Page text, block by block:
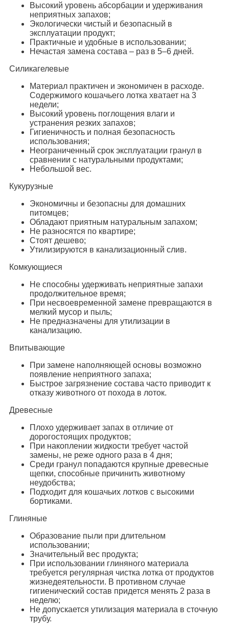
Высокий уровень абсорбации и удерживания
неприятных запахов;
Экологически чистый и безопасный в
эксплуатации продукт;
Практичные и удобные в использовании;
Нечастая замена состава – раз в 5–6 дней.
Силикагелевые
Материал практичен и экономичен в расходе.
Содержимого кошачьего лотка хватает на 3
недели;
Высокий уровень поглощения влаги и
устранения резких запахов;
Гигиеничность и полная безопасность
использования;
Неограниченный срок эксплуатации гранул в
сравнении с натуральными продуктами;
Небольшой вес.
Кукурузные
Экономичны и безопасны для домашних
питомцев;
Обладают приятным натуральным запахом;
Не разносятся по квартире;
Стоят дешево;
Утилизируются в канализационный слив.
Комкующиеся
Не способны удерживать неприятные запахи
продолжительное время;
При несвоевременной замене превращаются в
мелкий мусор и пыль;
Не предназначены для утилизации в
канализацию.
Впитывающие
При замене наполняющей основы возможно
появление неприятного запаха;
Быстрое загрязнение состава часто приводит к
отказу животного от похода в лоток.
Древесные
Плохо удерживает запах в отличие от
дорогостоящих продуктов;
При накоплении жидкости требует частой
замены, не реже одного раза в 4 дня;
Среди гранул попадаются крупные древесные
щепки, способные причинить животному
неудобства;
Подходит для кошачьих лотков с высокими
бортиками.
Глиняные
Образование пыли при длительном
использовании;
Значительный вес продукта;
При использовании глиняного материала
требуется регулярная чистка лотка от продуктов
жизнедеятельности. В противном случае
гигиенический состав придется менять 2 раза в
неделю;
Не допускается утилизация материала в сточную
трубу.